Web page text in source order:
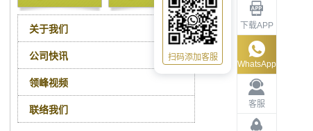
下载APP
客服
WhatsApp
扫码添加客服
关于我们
公司快讯
领峰视频
联络我们